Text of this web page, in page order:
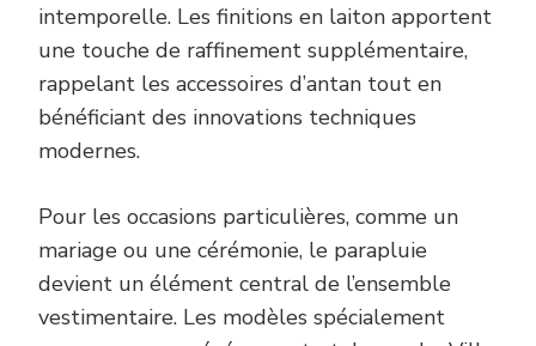
intemporelle. Les finitions en laiton apportent
une touche de raffinement supplémentaire,
rappelant les accessoires d’antan tout en
bénéficiant des innovations techniques
modernes.
Pour les occasions particulières, comme un
mariage ou une cérémonie, le parapluie
devient un élément central de l’ensemble
vestimentaire. Les modèles spécialement